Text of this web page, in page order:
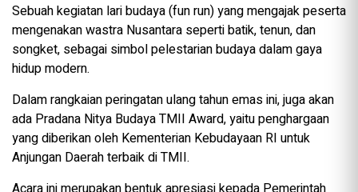
Sebuah kegiatan lari budaya (fun run) yang mengajak peserta
mengenakan wastra Nusantara seperti batik, tenun, dan
songket, sebagai simbol pelestarian budaya dalam gaya
hidup modern.
Dalam rangkaian peringatan ulang tahun emas ini, juga akan
ada Pradana Nitya Budaya TMII Award, yaitu penghargaan
yang diberikan oleh Kementerian Kebudayaan RI untuk
Anjungan Daerah terbaik di TMII.